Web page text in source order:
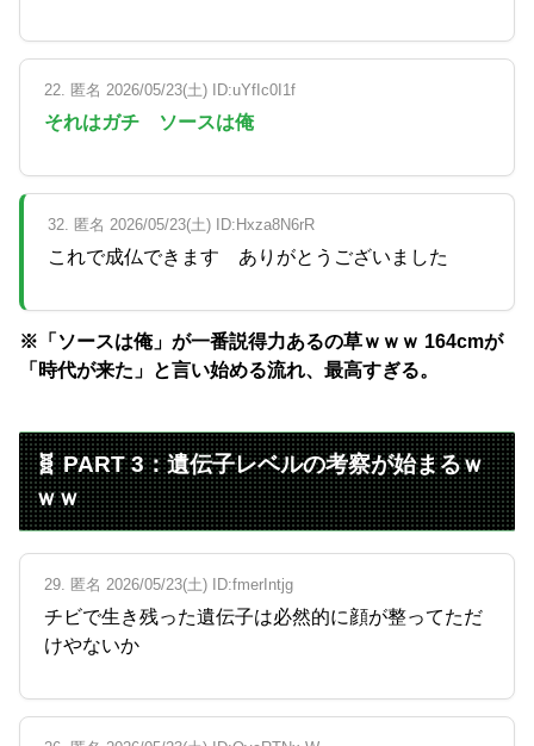
22. 匿名 2026/05/23(土) ID:uYfIc0I1f
それはガチ ソースは俺
32. 匿名 2026/05/23(土) ID:Hxza8N6rR
これで成仏できます ありがとうございました
※「ソースは俺」が一番説得力あるの草ｗｗｗ 164cmが
「時代が来た」と言い始める流れ、最高すぎる。
🧬 PART 3：遺伝子レベルの考察が始まるｗ
ｗｗ
29. 匿名 2026/05/23(土) ID:fmerIntjg
チビで生き残った遺伝子は必然的に顔が整ってただ
けやないか